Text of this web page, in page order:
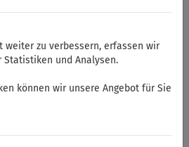
weiter zu verbessern, erfassen wir
und Analysen.
können wir unsere Angebot für Sie